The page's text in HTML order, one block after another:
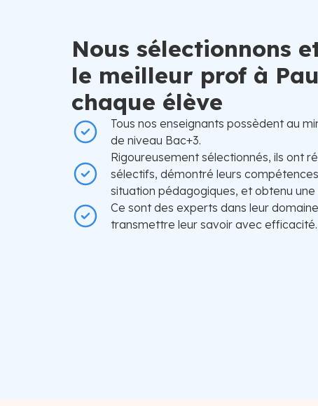
Nous sélectionnons
le meilleur prof à
chaque élève
Tous nos enseignants possèdent au
de niveau Bac+3.
Rigoureusement sélectionnés, ils ont
sélectifs, démontré leurs
situation pédagogiques, et obtenu
Ce sont des experts dans leur
transmettre leur savoir avec efficacité.